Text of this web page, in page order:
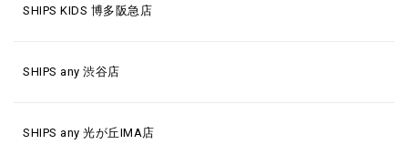
SHIPS KIDS 博多阪急店
SHIPS any 渋谷店
SHIPS any 光が丘IMA店